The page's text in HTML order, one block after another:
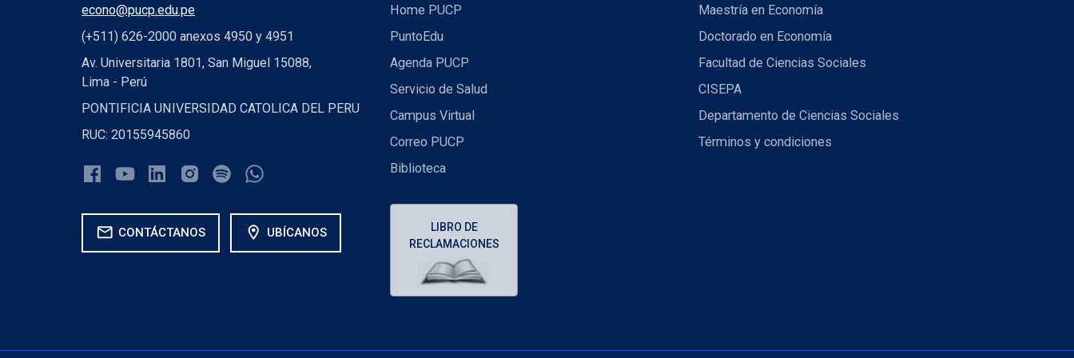
econo@pucp.edu.pe
(+511) 626-2000 anexos 4950 y 4951
Av. Universitaria 1801, San Miguel 15088,
Lima - Perú
PONTIFICIA UNIVERSIDAD CATOLICA DEL PERU
RUC: 20155945860
mail CONTÁCTANOS location_on UBÍCANOS
Home PUCP
PuntoEdu
Agenda PUCP
Servicio de Salud
Campus Virtual
Correo PUCP
Biblioteca
LIBRO DE
RECLAMACIONES
Maestría en Economía
Doctorado en Economía
Facultad de Ciencias Sociales
CISEPA
Departamento de Ciencias Sociales
Términos y condiciones